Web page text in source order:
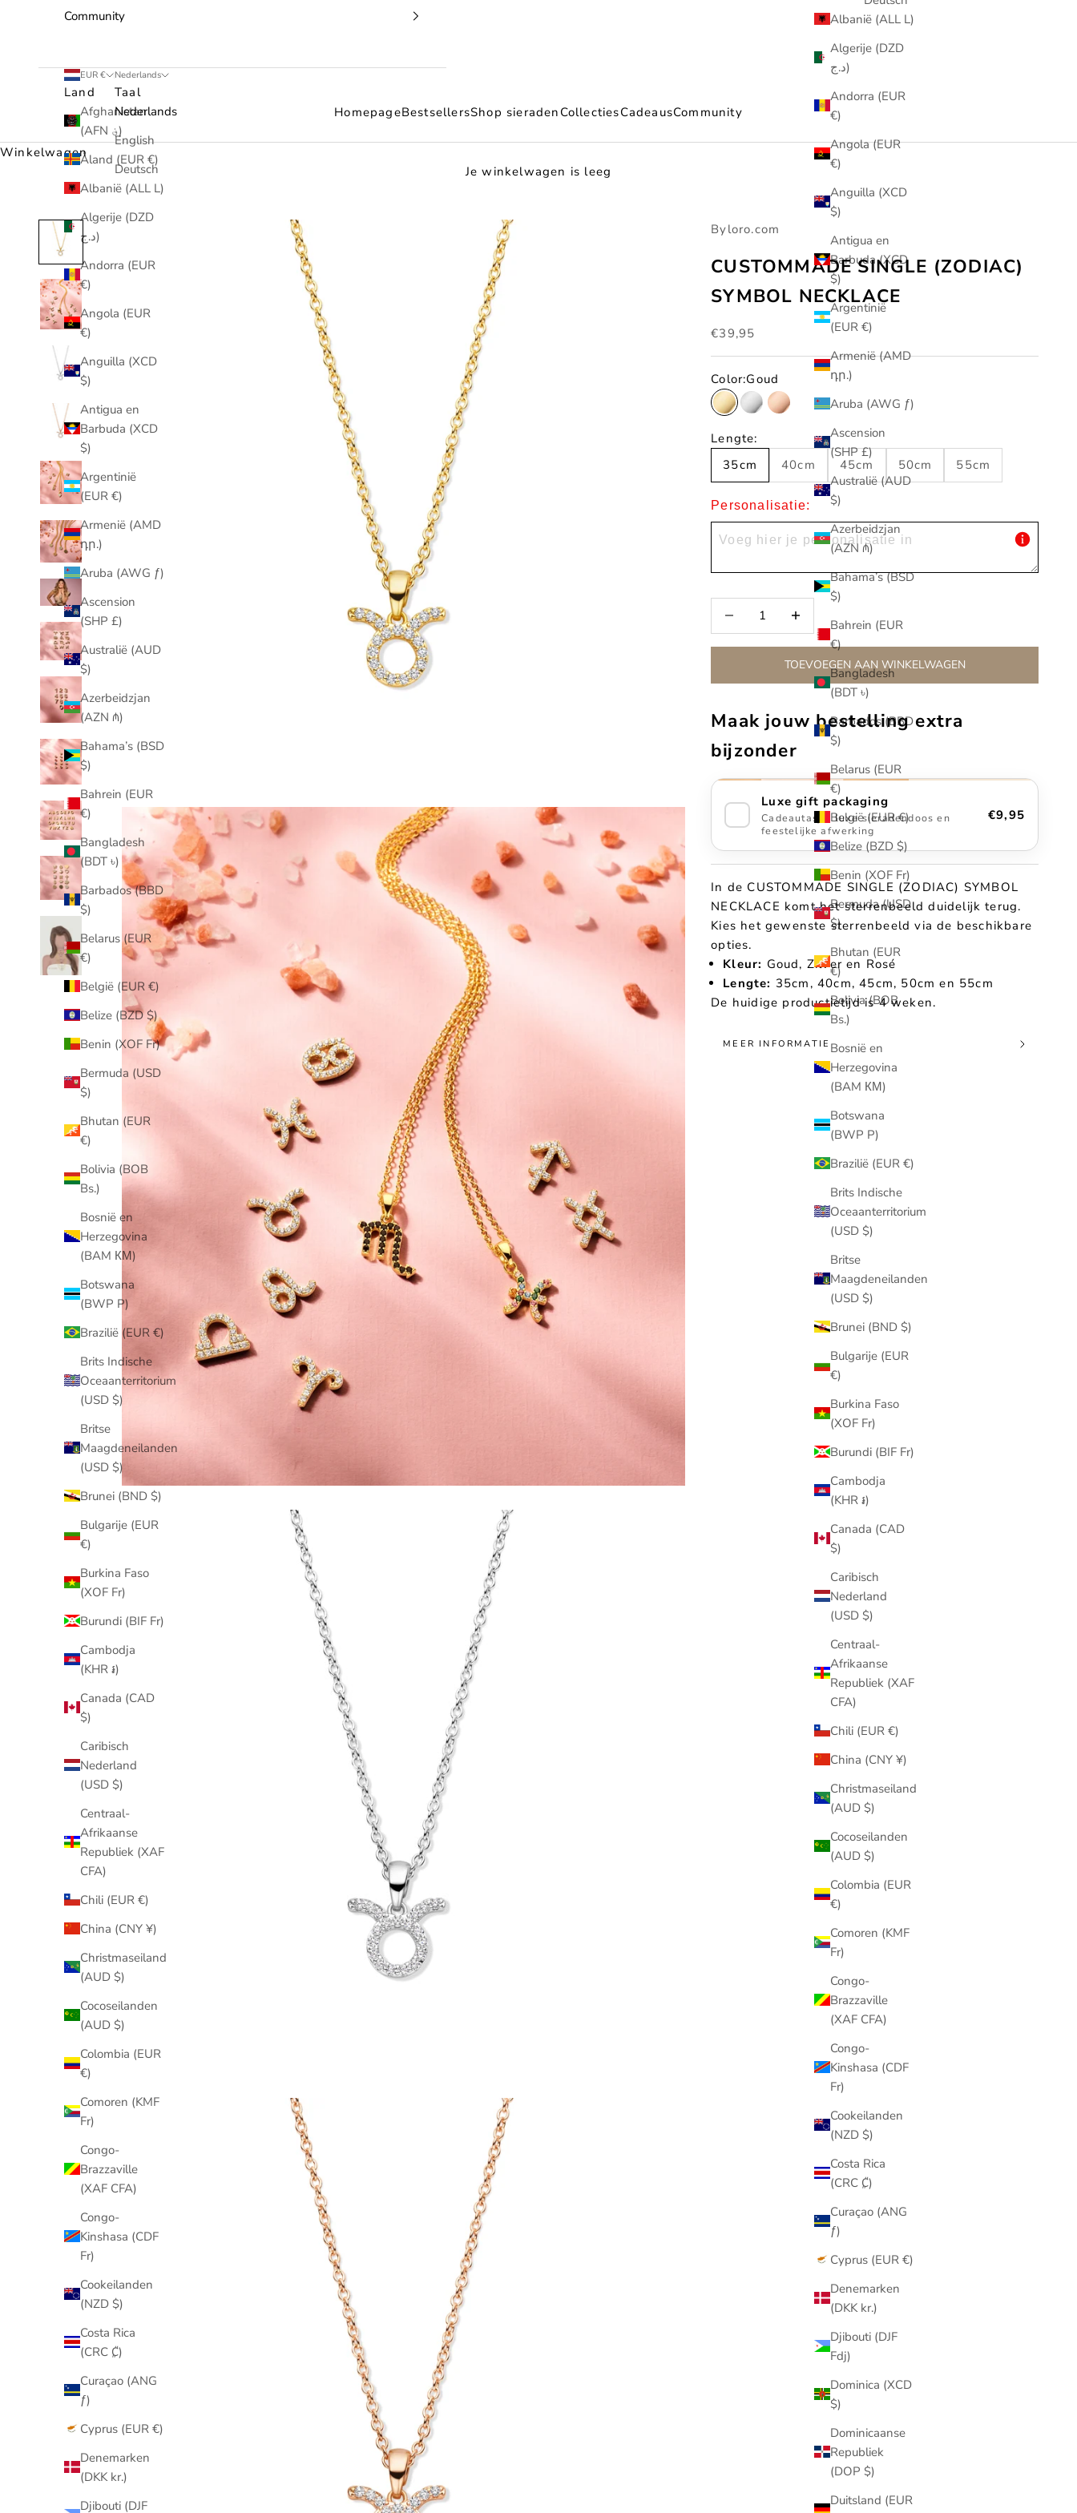
HomepageBestsellersShop sieraden CollectiesCadeausCommunity
Albanië (ALL L)
Algerije (DZD
د.ج)
Andorra (EUR
€)
Angola (EUR
€)
Anguilla (XCD
$)
Antigua en
Barbuda (XCD
$)
Argentinië
(EUR €)
Armenië (AMD
դր.)
Aruba (AWG ƒ)
Ascension
(SHP £)
Australië (AUD
$)
Azerbeidzjan
(AZN ₼)
Bahama’s (BSD
$)
Bahrein (EUR
€)
Bangladesh
(BDT ৳)
Barbados (BBD
$)
Belarus (EUR
€)
België (EUR €)
Belize (BZD $)
Benin (XOF Fr)
Bermuda (USD
$)
Bhutan (EUR
€)
Bolivia (BOB
Bs.)
Bosnië en
Herzegovina
(BAM КМ)
Botswana
(BWP P)
Brazilië (EUR €)
Brits Indische
Oceaanterritorium
(USD $)
Britse
Maagdeneilanden
(USD $)
Brunei (BND $)
Bulgarije (EUR
€)
Burkina Faso
(XOF Fr)
Burundi (BIF Fr)
Cambodja
(KHR ៛)
Canada (CAD
$)
Caribisch
Nederland
(USD $)
Centraal-
Afrikaanse
Republiek (XAF
CFA)
Chili (EUR €)
China (CNY ¥)
Christmaseiland
(AUD $)
Cocoseilanden
(AUD $)
Colombia (EUR
€)
Comoren (KMF
Fr)
Congo-
Brazzaville
(XAF CFA)
Congo-
Kinshasa (CDF
Fr)
Cookeilanden
(NZD $)
Costa Rica
(CRC ₡)
Curaçao (ANG
ƒ)
Cyprus (EUR €)
Denemarken
(DKK kr.)
Djibouti (DJF
Fdj)
Dominica (XCD
$)
Dominicaanse
Republiek
(DOP $)
Duitsland (EUR
Community
EUR €
Land
Afghanistan
(AFN ؋)
Åland (EUR €)
Albanië (ALL L)
Algerije (DZD
د.ج)
Andorra (EUR
€)
Angola (EUR
€)
Anguilla (XCD
$)
Antigua en
Barbuda (XCD
$)
Argentinië
(EUR €)
Armenië (AMD
դր.)
Aruba (AWG ƒ)
Ascension
(SHP £)
Australië (AUD
$)
Azerbeidzjan
(AZN ₼)
Bahama’s (BSD
$)
Bahrein (EUR
€)
Bangladesh
(BDT ৳)
Barbados (BBD
$)
Belarus (EUR
€)
België (EUR €)
Belize (BZD $)
Benin (XOF Fr)
Bermuda (USD
$)
Bhutan (EUR
€)
Bolivia (BOB
Bs.)
Bosnië en
Herzegovina
(BAM КМ)
Botswana
(BWP P)
Brazilië (EUR €)
Brits Indische
Oceaanterritorium
(USD $)
Britse
Maagdeneilanden
(USD $)
Brunei (BND $)
Bulgarije (EUR
€)
Burkina Faso
(XOF Fr)
Burundi (BIF Fr)
Cambodja
(KHR ៛)
Canada (CAD
$)
Caribisch
Nederland
(USD $)
Centraal-
Afrikaanse
Republiek (XAF
CFA)
Chili (EUR €)
China (CNY ¥)
Christmaseiland
(AUD $)
Cocoseilanden
(AUD $)
Colombia (EUR
€)
Comoren (KMF
Fr)
Congo-
Brazzaville
(XAF CFA)
Congo-
Kinshasa (CDF
Fr)
Cookeilanden
(NZD $)
Costa Rica
(CRC ₡)
Curaçao (ANG
ƒ)
Cyprus (EUR €)
Denemarken
(DKK kr.)
Djibouti (DJF
Nederlands
Taal
Nederlands
English
Deutsch
Winkelwagen
Je winkelwagen is leeg
Byloro.com
CUSTOMMADE SINGLE (ZODIAC)
SYMBOL NECKLACE
Aanbiedingsprijs
€39,95
Color:Goud
GoudZilverRosé
Lengte:
35cm
40cm 45cm 50cm 55cm
Personalisatie:
Aantal verlagenAantal verlagen
TOEVOEGEN AAN WINKELWAGEN
Maak jouw bestelling extra
bijzonder
Luxe gift packaging
Cadeautasje, luxe sieradendoos en
feestelijke afwerking
€9,95
In de CUSTOMMADE SINGLE (ZODIAC) SYMBOL
NECKLACE komt het sterrenbeeld duidelijk terug.
Kies het gewenste sterrenbeeld via de beschikbare
opties.
Kleur: Goud, Zilver en Rosé
Lengte: 35cm, 40cm, 45cm, 50cm en 55cm
De huidige productietijd is 4 weken.
MEER INFORMATIE